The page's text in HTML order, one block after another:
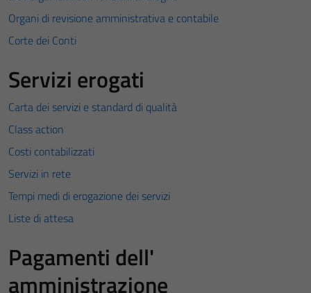
Organi di revisione amministrativa e contabile
Corte dei Conti
Servizi erogati
Carta dei servizi e standard di qualità
Class action
Costi contabilizzati
Servizi in rete
Tempi medi di erogazione dei servizi
Liste di attesa
Pagamenti dell'
amministrazione